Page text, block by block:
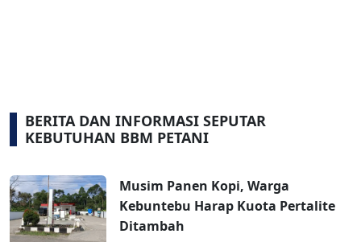
BERITA DAN INFORMASI SEPUTAR
KEBUTUHAN BBM PETANI
Musim Panen Kopi, Warga
Kebuntebu Harap Kuota Pertalite
Ditambah